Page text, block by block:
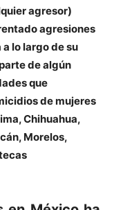
agresor)
agresiones
lo largo de su
de algún
que
de mujeres
Chihuahua,
Morelos,